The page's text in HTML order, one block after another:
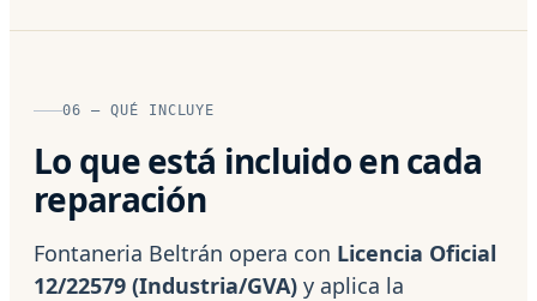
06 — QUÉ INCLUYE
Lo que está incluido en cada
reparación
Fontaneria Beltrán opera con Licencia Oficial
12/22579 (Industria/GVA) y aplica la